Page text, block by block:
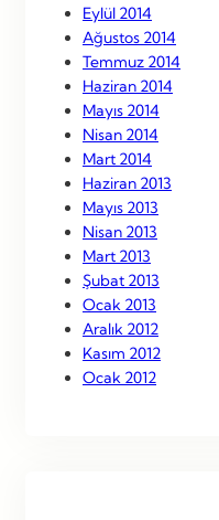
Eylül 2014
Ağustos 2014
Temmuz 2014
Haziran 2014
Mayıs 2014
Nisan 2014
Mart 2014
Haziran 2013
Mayıs 2013
Nisan 2013
Mart 2013
Şubat 2013
Ocak 2013
Aralık 2012
Kasım 2012
Ocak 2012